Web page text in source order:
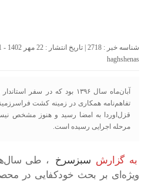
شناسه خبر : 2718 | تاریخ انتشار : 22 مهر 1402 - 7:41 | تعداد دیدگاه :
haghshenas
آبان‌ماه سال ۱۳۹۶ بود که در
تفاهم‌نامه همکاری در زمینه کشت
قزل‌اوردا به امضا رسید و هنوز مشخص
مرحله اجرایی رسیده است.
به گزارش سبزسرخ
، طی
ویژه‌ای بر بحث خودکفایی در